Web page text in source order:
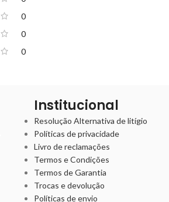
0
0
0
Institucional
Resolução Alternativa de litígio
Políticas de privacidade
Livro de reclamações
Termos e Condições
Termos de Garantia
Trocas e devolução
Políticas de envio